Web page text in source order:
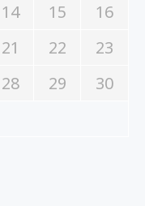
14 15
16
21 22
23
28 29
30